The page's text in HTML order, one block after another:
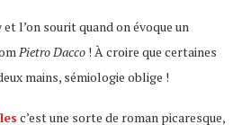
et l’on sourit quand on évoque un
Pietro Dacco ! À croire que certaines
mains, sémiologie oblige !
c’est une sorte de roman picaresque,